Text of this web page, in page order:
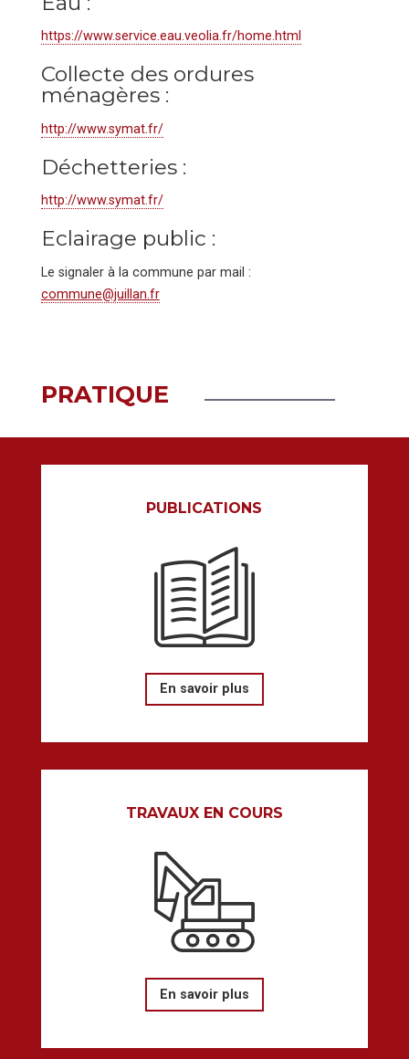
https://www.service.eau.veolia.fr/home.html
Collecte des ordures
ménagères :
http://www.symat.fr/
Déchetteries :
http://www.symat.fr/
Eclairage public :
​Le signaler à la commune par mail :
commune@juillan.fr
PRATIQUE
PUBLICATIONS
En savoir plus
TRAVAUX EN COURS
En savoir plus